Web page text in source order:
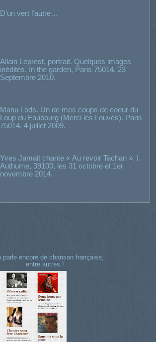
D’un vert l’autre…
Allain Leprest, portrait. Quelques images
inédites. In the garden, Paris 75014. 23
Septembre 2010.
Manu Lods. Un de mes coups de coeur du
Loup du Faubourg (Merci les Louves). Paris
75014. 4 juillet 2009.
Yves Jamait chante « Au revoir Tachan ». I.
Authume, 39100, les 31 octobre et 1er
novembre 2014.
parle encore de chanson française,
entre autres !